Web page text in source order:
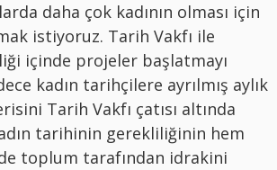
daha çok kadının olması için
istiyoruz. Tarih Vakfı ile
içinde projeler başlatmayı
kadın tarihçilere ayrılmış aylık
Tarih Vakfı çatısı altında
tarihinin gerekliliğinin hem
toplum tarafından idrakini